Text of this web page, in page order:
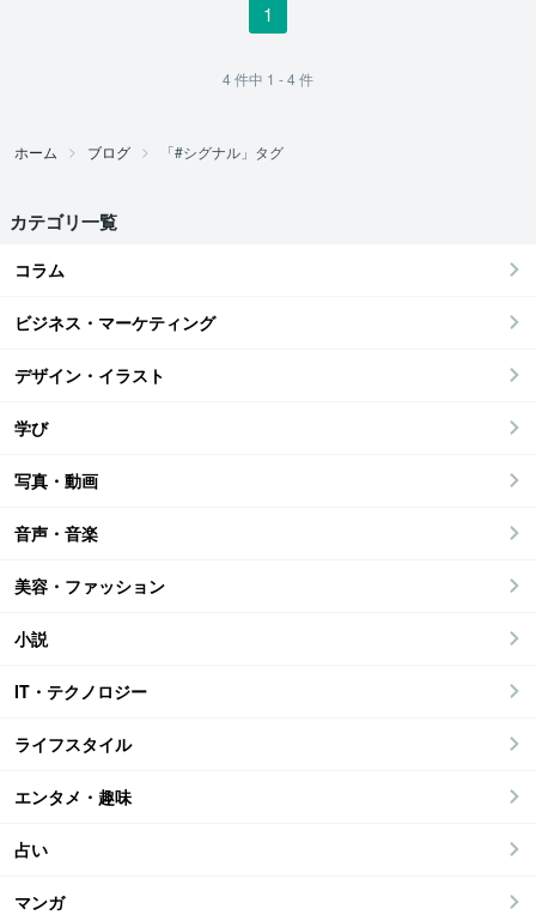
1
4件中 1 - 4件
ホーム ブログ 「#シグナル」タグ
カテゴリ一覧
コラム
ビジネス・マーケティング
デザイン・イラスト
学び
写真・動画
音声・音楽
美容・ファッション
小説
IT・テクノロジー
ライフスタイル
エンタメ・趣味
占い
マンガ